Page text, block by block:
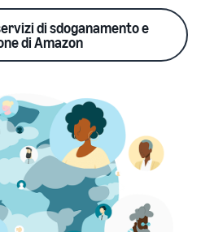
di sdoganamento e
di Amazon